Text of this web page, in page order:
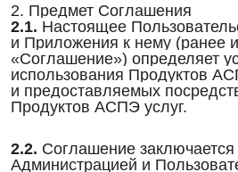
2. Предмет Соглашения
2.1. Настоящее
и Приложения к нему (ранее
«Соглашение») определяет
использования Продуктов
и предоставляемых
Продуктов АСПЭ услуг.
2.2. Соглашение
Администрацией и